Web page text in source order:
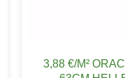
3,88 €/M²